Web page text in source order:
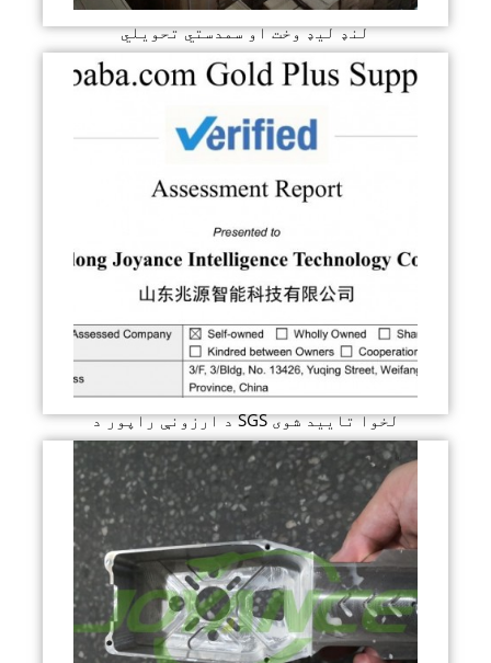
لنډ لیډ وخت او سمدستي تحویلي
د ارزونې راپور د SGS لخوا تایید شوی